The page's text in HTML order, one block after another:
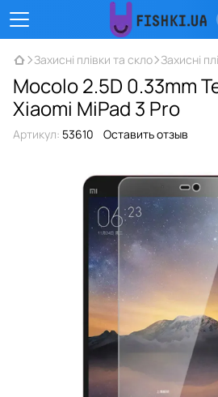
Захисні плівки та скло Захисні
Mocolo 2.5D 0.33mm
Xiaomi MiPad 3 Pro
Артикул: 53610 Оставить отзыв